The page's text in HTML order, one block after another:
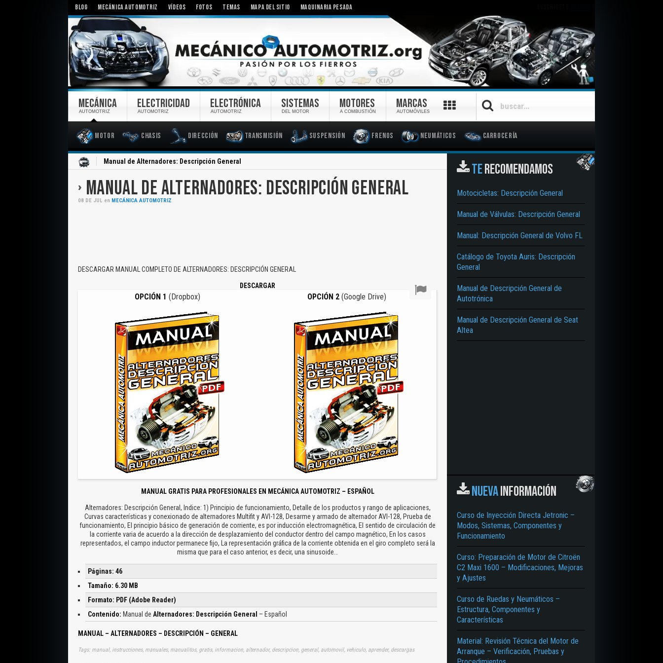
BLOG MECÁNICA AUTOMOTRIZ VÍDEOS FOTOS TEMAS MAPA DEL SITIO MAQUINARIA PESADA
MECÁNICA
AUTOMOTRIZ
Motor Chasis Dirección Transmisión Suspensión Frenos Neumáticos Carrocería
ELECTRICIDAD
AUTOMOTRIZ
ELECTRÓNICA
AUTOMOTRIZ
SISTEMAS
DEL MOTOR
MOTORES
A COMBUSTIÓN
MARCAS
AUTOMÓVILES
Manual de Alternadores: Descripción General
MANUAL DE ALTERNADORES: DESCRIPCIÓN GENERAL
08 DE JUL en MECÁNICA AUTOMOTRIZ
DESCARGAR MANUAL COMPLETO DE ALTERNADORES: DESCRIPCIÓN GENERAL
DESCARGAR
OPCIÓN 1 (Dropbox) OPCIÓN 2 (Google Drive)
MANUAL GRATIS PARA PROFESIONALES EN MECÁNICA AUTOMOTRIZ – ESPAÑOL
Alternadores: Descripción General, Indice: 1) Principio de funcionamiento, Detalle de los productos y rango de aplicaciones,
Curvas características y conexionado de alternadores Multifit y AVI-128, Desarme y armado de alternador AVI-128, Prueba de
funcionamiento, El principio básico de generación de corriente, es por inducción electromagnética, El sentido de circulación de
la corriente varia de acuerdo a la dirección de desplazamiento del conductor dentro del campo magnético, En los casos
representados, el campo inductor permanece fijo, La representación gráfica de la corriente obtenida en el giro completo será la
misma que para el caso anterior, es decir, una sinusoide…
Páginas: 46
Tamaño: 6.30 MB
Formato: PDF (Adobe Reader)
Contenido: Manual de Alternadores: Descripción General – Español
MANUAL – ALTERNADORES – DESCRIPCIÓN – GENERAL
Tags: manual, instrucciones, manuales, manualitos, gratis, informacion, alternador, descripcion, general, automovil, vehiculo, aprender, descargas
TERECOMENDAMOS
Motocicletas: Descripción General
Manual de Válvulas: Descripción General
Manual: Descripción General de Volvo FL
Catálogo de Toyota Auris: Descripción
General
Manual de Descripción General de
Autotrónica
Manual de Descripción General de Seat
Altea
NUEVAINFORMACIÓN
Curso de Inyección Directa Jetronic –
Modos, Sistemas, Componentes y
Funcionamiento
Curso: Preparación de Motor de Citroën
C2 Maxi 1600 – Modificaciones, Mejoras
y Ajustes
Curso de Ruedas y Neumáticos –
Estructura, Componentes y
Características
Material: Revisión Técnica del Motor de
Arranque – Verificación, Pruebas y